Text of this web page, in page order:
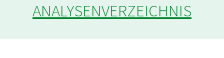
ANALYSENVERZEICHNIS